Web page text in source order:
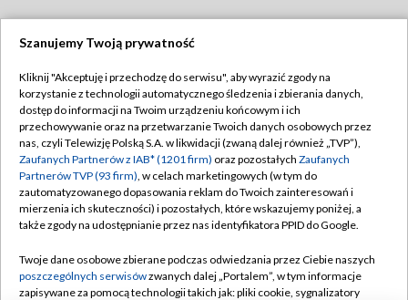
TVP
Abonament TVP
Emisja w TVP
Centrum informacji TVP
Naziemna Telewizja Cyfrowa
Rada Programowa
Regulamin TVP
Polityka prywatności
Moje zgody
Pomoc
Kontakt
Szanujemy Twoją prywatność
Kliknij "Akceptuję i przechodzę do serwisu", aby wyrazić zgody na
korzystanie z technologii automatycznego śledzenia i zbierania danych,
dostęp do informacji na Twoim urządzeniu końcowym i ich
przechowywanie oraz na przetwarzanie Twoich danych osobowych przez
nas, czyli Telewizję Polską S.A. w likwidacji (zwaną dalej również „TVP”),
Zaufanych Partnerów z IAB* (1201 firm) oraz pozostałych Zaufanych
Partnerów TVP (93 firm), w celach marketingowych (w tym do
zautomatyzowanego dopasowania reklam do Twoich zainteresowań i
mierzenia ich skuteczności) i pozostałych, które wskazujemy poniżej, a
także zgody na udostępnianie przez nas identyfikatora PPID do Google.
Twoje dane osobowe zbierane podczas odwiedzania przez Ciebie naszych
poszczególnych serwisówzwanych dalej „Portalem”, w tym informacje
zapisywane za pomocą technologii takich jak: pliki cookie, sygnalizatory